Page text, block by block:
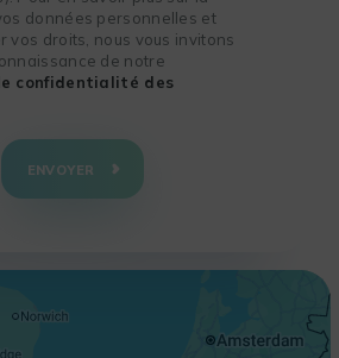
données personnelles et
vos droits, nous vous invitons
de notre
confidentialité des
ENVOYER